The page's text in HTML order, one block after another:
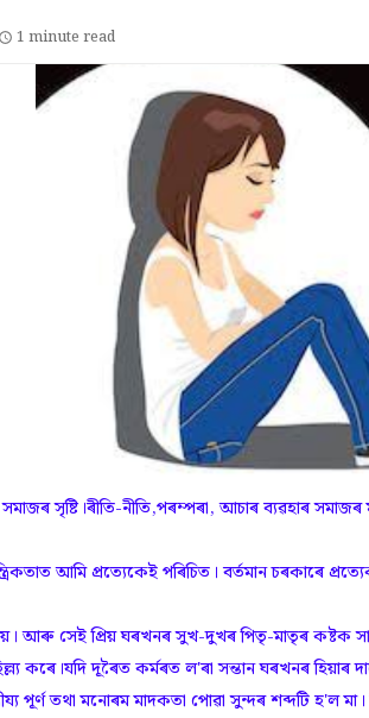
1 minute read
সমাজৰ সৃষ্টি।ৰীতি-নীতি,পৰম্পৰা, আচাৰ ব্যৱহাৰ
আমি প্ৰত্যেকেই পৰিচিত। বৰ্তমান চৰকাৰে
আৰু সেই প্ৰিয় ঘৰখনৰ সুখ-দুখৰ পিতৃ-মাতৃৰ কষ্টক
কৰে।যদি দূৰৈত কৰ্মৰত ল'ৰা সন্তান ঘৰখনৰ হিয়াৰ
তথা মনোৰম মাদকতা পোৱা সুন্দৰ শব্দটি হ'ল মা।